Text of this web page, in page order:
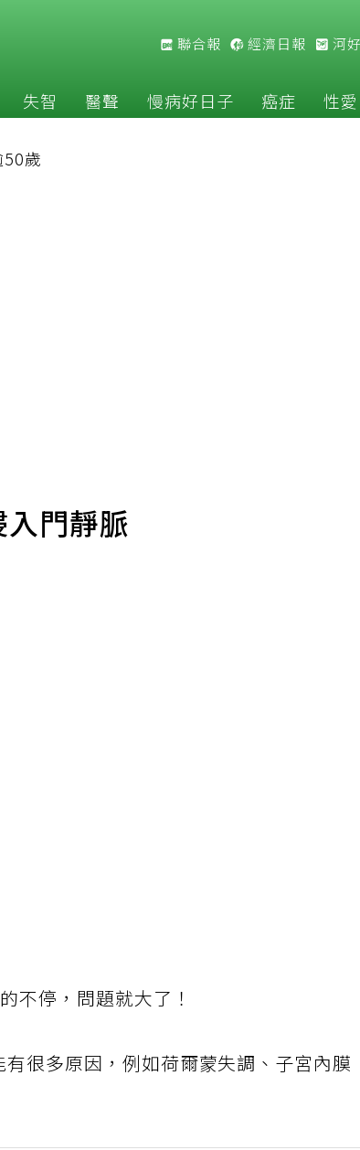
聯合報 經濟日報 河
失智 醫聲 慢病好日子 癌症 性愛
歲
門靜脈
不停，問題就大了！
很多原因，例如荷爾蒙失調、子宮內膜